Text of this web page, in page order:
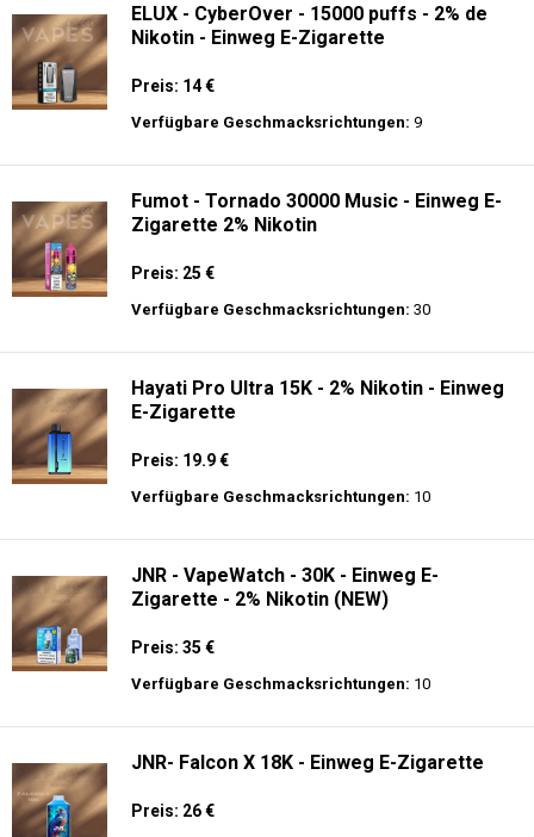
ELUX - CyberOver - 15000 puffs - 2% de
Nikotin - Einweg E-Zigarette
Preis: 14 €
Verfügbare Geschmacksrichtungen: 9
Fumot - Tornado 30000 Music - Einweg E-
Zigarette 2% Nikotin
Preis: 25 €
Verfügbare Geschmacksrichtungen: 30
Hayati Pro Ultra 15K - 2% Nikotin - Einweg
E-Zigarette
Preis: 19.9 €
Verfügbare Geschmacksrichtungen: 10
JNR - VapeWatch - 30K - Einweg E-
Zigarette - 2% Nikotin (NEW)
Preis: 35 €
Verfügbare Geschmacksrichtungen: 10
JNR- Falcon X 18K - Einweg E-Zigarette
Preis: 26 €